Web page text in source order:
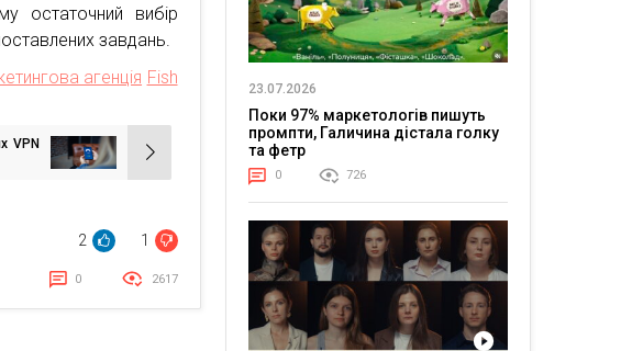
остаточний вибір
завдань.
агенція Fish
VPN
2 1
0 2617
23.07.2026
Поки 97% маркетологів пишуть
промпти, Галичина дістала голку
та фетр
0 726